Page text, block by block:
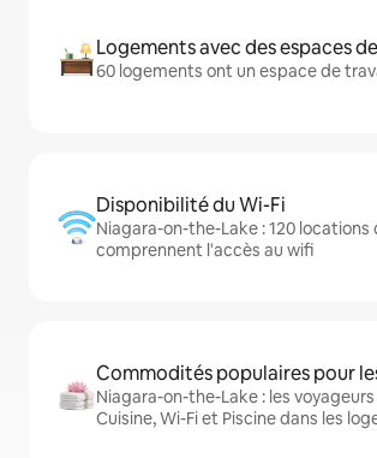
Logements avec des espaces
60 logements ont un espace de
Disponibilité du Wi-Fi
Niagara-on-the-Lake : 120 locations
comprennent l'accès au wifi
Commodités populaires pour
Niagara-on-the-Lake : les
Cuisine, Wi-Fi et Piscine dans les